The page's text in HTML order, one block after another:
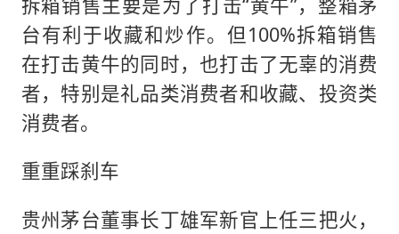
台有利于收藏和炒作。但100%拆箱销售
在打击黄牛的同时，也打击了无辜的消费
者，特别是礼品类消费者和收藏、投资类
消费者。
重重踩刹车
贵州茅台董事长丁雄军新官上任三把火，